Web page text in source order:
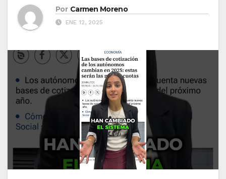
Por Carmen Moreno
ENE 12, 2025